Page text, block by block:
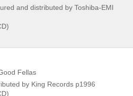
and distributed by Toshiba-EMI
Fellas
by King Records p1996